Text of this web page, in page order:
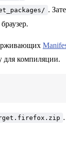
.
для компиляции.
.